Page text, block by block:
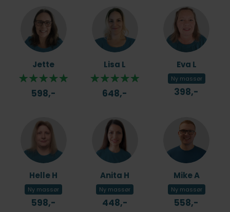
Jette
598,-
Lisa L
648,-
Eva L
Ny massør
398,-
Helle H
Ny massør
598,-
Anita H
Ny massør
448,-
Mike A
Ny massør
558,-